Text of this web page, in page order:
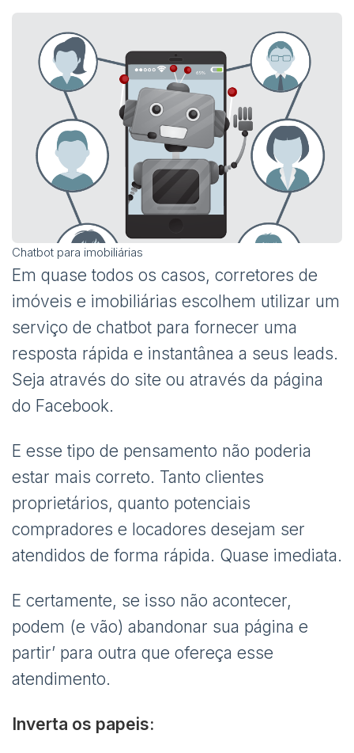
Chatbot para imobiliárias
Em quase todos os casos, corretores de
imóveis e imobiliárias escolhem utilizar um
serviço de chatbot para fornecer uma
resposta rápida e instantânea a seus leads.
Seja através do site ou através da página
do Facebook.
E esse tipo de pensamento não poderia
estar mais correto. Tanto clientes
proprietários, quanto potenciais
compradores e locadores desejam ser
atendidos de forma rápida. Quase imediata.
E certamente, se isso não acontecer,
podem (e vão) abandonar sua página e
partir’ para outra que ofereça esse
atendimento.
Inverta os papeis: